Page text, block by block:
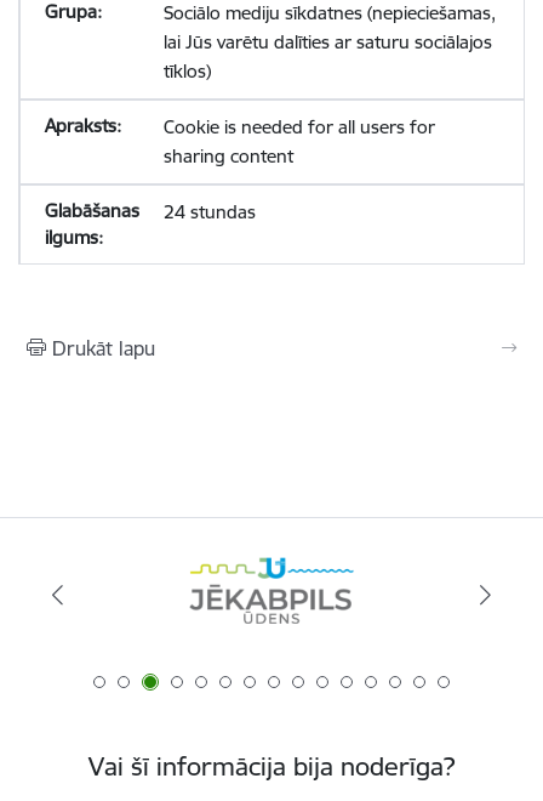
Sociālo mediju sīkdatnes (nepieciešamas,
lai Jūs varētu dalīties ar saturu sociālajos
tīklos)
Cookie is needed for all users for
sharing content
24 stundas
Drukāt lapu
Vai šī informācija bija noderīga?